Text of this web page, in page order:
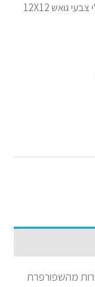
/ סט סימפלי צבעי גואש 12X12
מהשפורפרת